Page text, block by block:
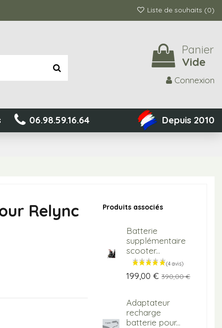
Liste de souhaits (0)
Panier
Vide
Connexion
06.98.59.16.64 Depuis 2010
Relync
Produits associés
Batterie
supplémentaire
scooter...
199,00 € 390,00 €
Adaptateur
recharge
batterie pour...